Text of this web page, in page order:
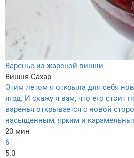
Варенье из жареной вишни
Вишня Сахар
Этим летом я открыла для себя
ягод. И скажу я вам, что его стоит
варенья открывается с новой
насыщенным, ярким и
20 мин
6
5.0